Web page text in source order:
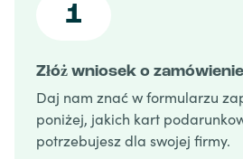
1
Złóż wniosek o zamówienie
Daj nam znać w formularzu
poniżej, jakich kart
potrzebujesz dla swojej firmy.